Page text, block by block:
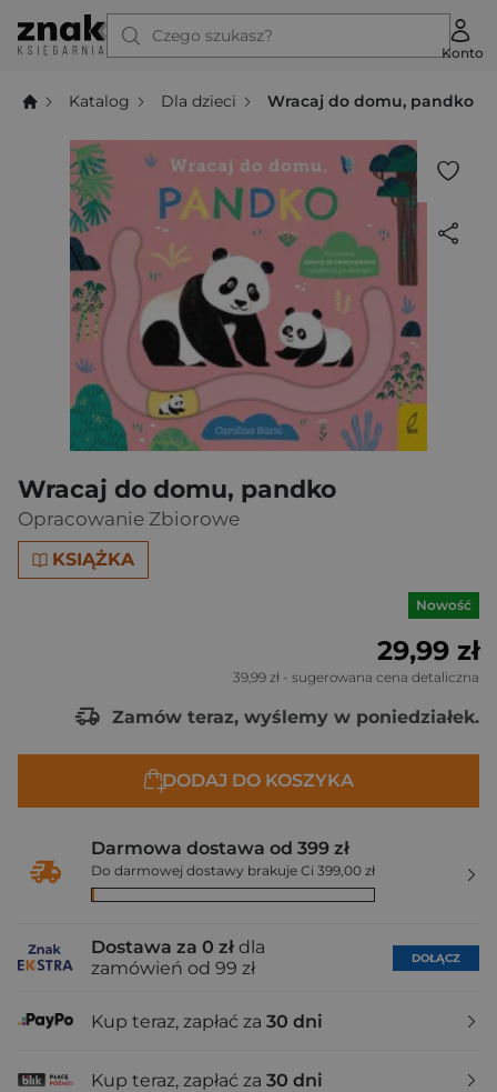
Czego szukasz?
Konto
Katalog Dla dzieci Wracaj do domu, pandko
Wracaj do domu, pandko
Opracowanie Zbiorowe
KSIĄŻKA
Nowość
29,99 zł
39,99 zł - sugerowana cena detaliczna
Zamów teraz, wyślemy w poniedziałek.
DODAJ DO KOSZYKA
Darmowa dostawa od 399 zł
Do darmowej dostawy brakuje Ci 399,00 zł
Dostawa za 0 zł dla
zamówień od 99 zł
DOŁĄCZ
Kup teraz, zapłać za 30 dni
Kup teraz, zapłać za 30 dni